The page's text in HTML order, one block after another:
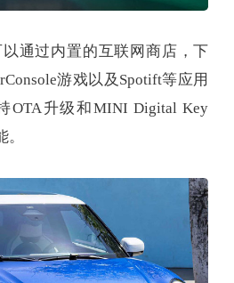
通过内置的互联网商店，下
游戏以及Spotift等应用
OTA升级和MINI Digital Key